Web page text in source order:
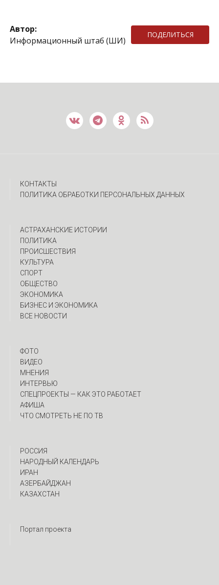
Автор:
Информационный штаб (ШИ)
ПОДЕЛИТЬСЯ
КОНТАКТЫ
ПОЛИТИКА ОБРАБОТКИ ПЕРСОНАЛЬНЫХ ДАННЫХ
АСТРАХАНСКИЕ ИСТОРИИ
ПОЛИТИКА
ПРОИСШЕСТВИЯ
КУЛЬТУРА
СПОРТ
ОБЩЕСТВО
ЭКОНОМИКА
БИЗНЕС И ЭКОНОМИКА
ВСЕ НОВОСТИ
ФОТО
ВИДЕО
МНЕНИЯ
ИНТЕРВЬЮ
CПЕЦПРОЕКТЫ — КАК ЭТО РАБОТАЕТ
АФИША
ЧТО СМОТРЕТЬ НЕ ПО ТВ
РОССИЯ
НАРОДНЫЙ КАЛЕНДАРЬ
ИРАН
АЗЕРБАЙДЖАН
КАЗАХСТАН
Портал проекта